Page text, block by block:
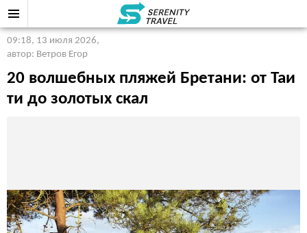
09:18, 13 июля 2026,
автор: Ветров Егор
20 волшебных пляжей Бретани: от Таи
ти до золотых скал